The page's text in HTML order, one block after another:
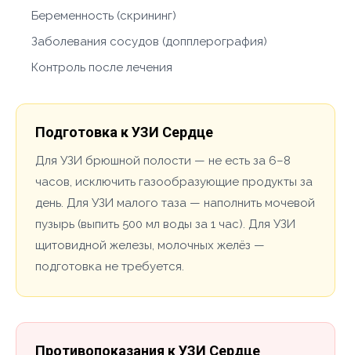
Беременность (скрининг)
Заболевания сосудов (допплерография)
Контроль после лечения
Подготовка к УЗИ Сердце
Для УЗИ брюшной полости — не есть за 6–8
часов, исключить газообразующие продукты за
день. Для УЗИ малого таза — наполнить мочевой
пузырь (выпить 500 мл воды за 1 час). Для УЗИ
щитовидной железы, молочных желёз —
подготовка не требуется.
Противопоказания к УЗИ Сердце